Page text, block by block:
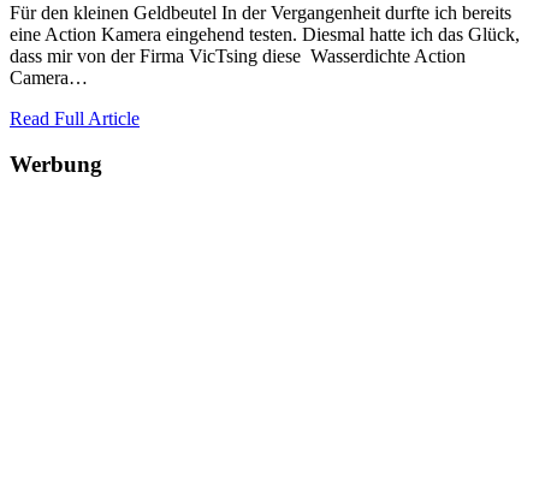
Für den kleinen Geldbeutel In der Vergangenheit durfte ich bereits
eine Action Kamera eingehend testen. Diesmal hatte ich das Glück,
dass mir von der Firma VicTsing diese Wasserdichte Action
Camera…
Read Full Article
Werbung